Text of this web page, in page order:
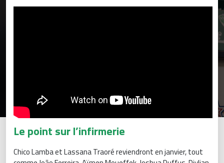
Le point sur l’infirmerie
Chico Lamba et Lassana Traoré reviendront en janvier, tout